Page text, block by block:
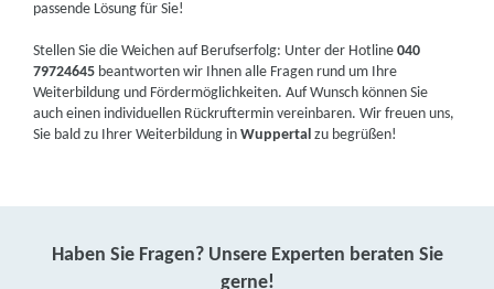
passende Lösung für Sie!
Stellen Sie die Weichen auf Berufserfolg: Unter der Hotline040
79724645 beantworten wir Ihnen alle Fragen rund um Ihre
Weiterbildung und Fördermöglichkeiten. Auf Wunsch können Sie
auch einen individuellen Rückruftermin vereinbaren. Wir freuen uns,
Sie bald zu Ihrer Weiterbildung inWuppertal zu begrüßen!
Haben Sie Fragen? Unsere Experten beraten Sie
gerne!